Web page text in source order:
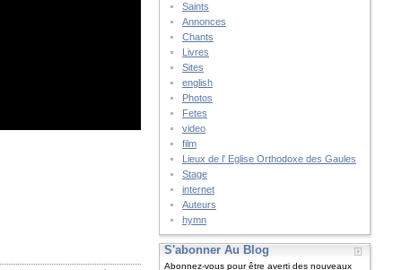
Saints
Annonces
Chants
Livres
Sites
english
Photos
Fetes
video
film
Lieux de l' Eglise Orthodoxe des Gaules
Stage
internet
Auteurs
hymn
S'abonner Au Blog
Abonnez-vous pour être averti des nouveaux